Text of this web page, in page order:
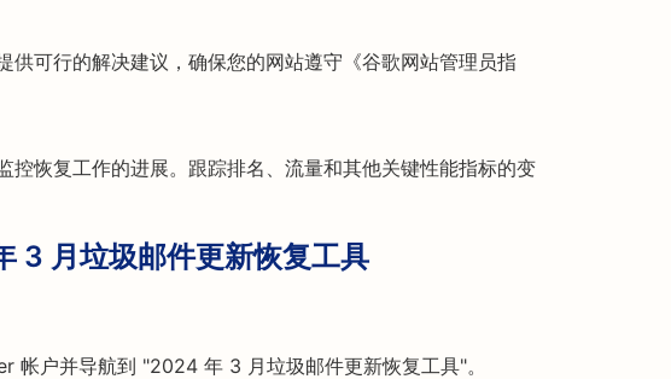
供可行的解决建议，确保您的网站遵守《谷歌网站管理员指
控恢复工作的进展。跟踪排名、流量和其他关键性能指标的变
3 月垃圾邮件更新恢复工具
帐户并导航到 "2024 年 3 月垃圾邮件更新恢复工具"。